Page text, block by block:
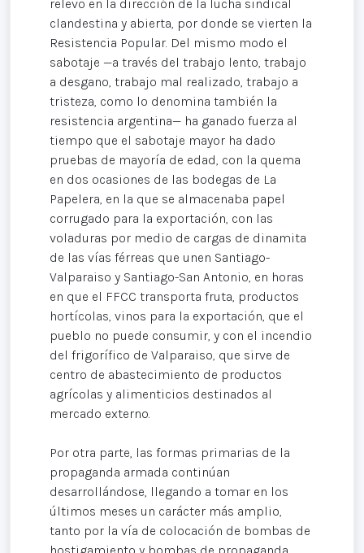
relevo en la dirección de la lucha sindical
clandestina y abierta, por donde se vierten la
Resistencia Popular. Del mismo modo el
sabotaje —a través del trabajo lento, trabajo
a desgano, trabajo mal realizado, trabajo a
tristeza, como lo denomina también la
resistencia argentina— ha ganado fuerza al
tiempo que el sabotaje mayor ha dado
pruebas de mayoría de edad, con la quema
en dos ocasiones de las bodegas de La
Papelera, en la que se almacenaba papel
corrugado para la exportación, con las
voladuras por medio de cargas de dinamita
de las vías férreas que unen Santiago-
Valparaiso y Santiago-San Antonio, en horas
en que el FFCC transporta fruta, productos
hortícolas, vinos para la exportación, que el
pueblo no puede consumir, y con el incendio
del frigorífico de Valparaiso, que sirve de
centro de abastecimiento de productos
agrícolas y alimenticios destinados al
mercado externo.
Por otra parte, las formas primarias de la
propaganda armada continúan
desarrollándose, llegando a tomar en los
últimos meses un carácter más amplio,
tanto por la vía de colocación de bombas de
hostigamiento y bombas de propaganda,